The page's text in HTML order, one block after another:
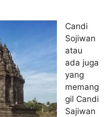
Candi
Sojiwan
atau
ada juga
yang
memang
gil Candi
Sajiwan